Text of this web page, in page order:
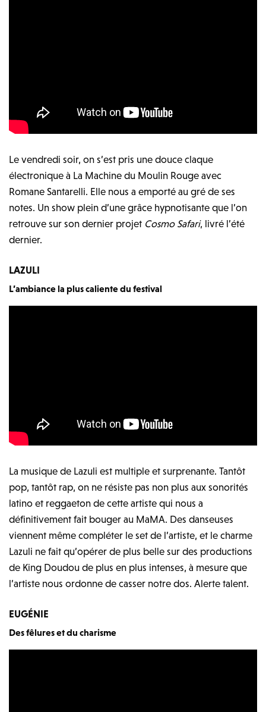
Le vendredi soir, on s’est pris une douce claque
électronique à La Machine du Moulin Rouge avec
Romane Santarelli. Elle nous a emporté au gré de ses
notes. Un show plein d’une grâce hypnotisante que l’on
retrouve sur son dernier projet Cosmo Safari, livré l’été
dernier.
LAZULI
L’ambiance la plus caliente du festival
La musique de Lazuli est multiple et surprenante. Tantôt
pop, tantôt rap, on ne résiste pas non plus aux sonorités
latino et reggaeton de cette artiste qui nous a
définitivement fait bouger au MaMA. Des danseuses
viennent même compléter le set de l’artiste, et le charme
Lazuli ne fait qu’opérer de plus belle sur des productions
de King Doudou de plus en plus intenses, à mesure que
l’artiste nous ordonne de casser notre dos. Alerte talent.
EUGÉNIE
Des fêlures et du charisme